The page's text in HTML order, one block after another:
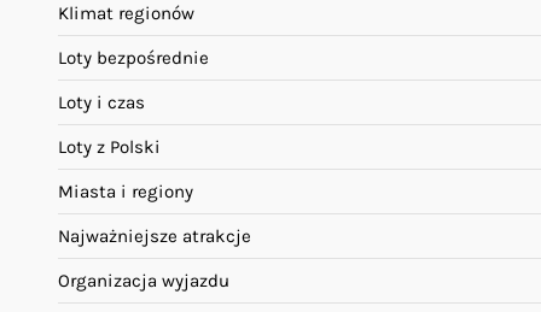
Klimat regionów
Loty bezpośrednie
Loty i czas
Loty z Polski
Miasta i regiony
Najważniejsze atrakcje
Organizacja wyjazdu